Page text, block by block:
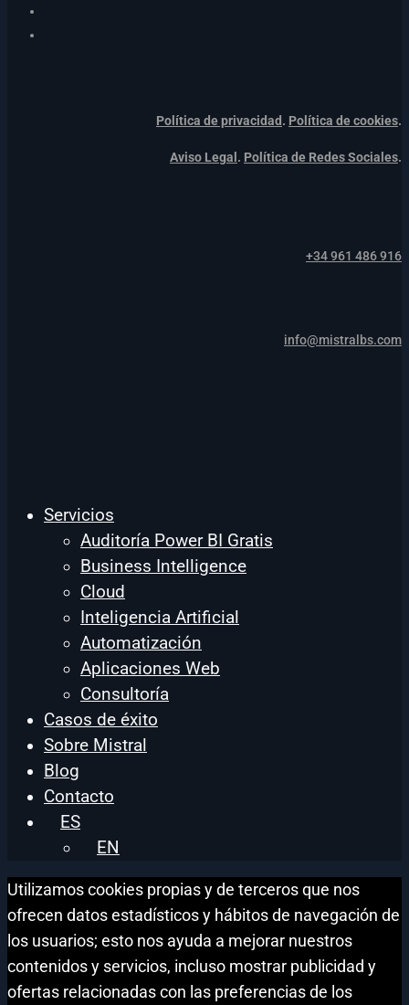
Política de privacidad. Política de cookies.
Aviso Legal . Política de Redes Sociales.
+34 961 486 916
info@mistralbs.com
Servicios
Auditoría Power BI Gratis
Business Intelligence
Cloud
Inteligencia Artificial
Automatización
Aplicaciones Web
Consultoría
Casos de éxito
Sobre Mistral
Blog
Contacto
ES
EN
Utilizamos cookies propias y de terceros que nos
ofrecen datos estadísticos y hábitos de navegación de
los usuarios; esto nos ayuda a mejorar nuestros
contenidos y servicios, incluso mostrar publicidad y
ofertas relacionadas con las preferencias de los